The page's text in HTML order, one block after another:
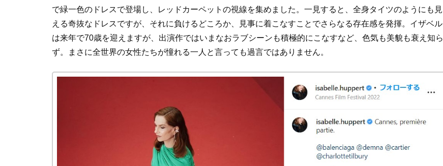
で緑一色のドレスで登場し、レッドカーペットの視線を集めました。一見すると、全身タイツのようにも見
える奇抜なドレスですが、それに負けるどころか、見事に着こなすことでさらなる存在感を発揮。イザベル
は来年で70歳を迎えますが、出演作ではいまなおラブシーンも積極的にこなすなど、色気も美貌も衰え知ら
ず。まさに全世界の女性たちが憧れる一人と言っても過言ではありません。